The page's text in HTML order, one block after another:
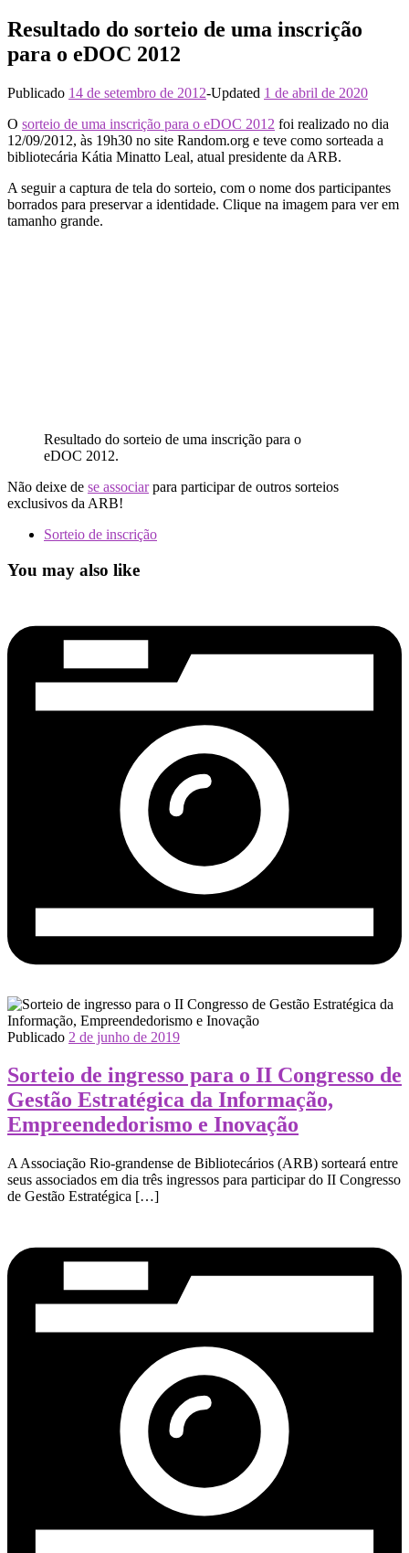
Resultado do sorteio de uma inscrição
para o eDOC 2012
Publicado 14 de setembro de 2012-Updated 1 de abril de 2020
O sorteio de uma inscrição para o eDOC 2012 foi realizado no dia
12/09/2012, às 19h30 no site Random.org e teve como sorteada a
bibliotecária Kátia Minatto Leal, atual presidente da ARB.
A seguir a captura de tela do sorteio, com o nome dos participantes
borrados para preservar a identidade. Clique na imagem para ver em
tamanho grande.
Resultado do sorteio de uma inscrição para o
eDOC 2012.
Não deixe de se associarpara participar de outros sorteios
exclusivos da ARB!
Sorteio de inscrição
You may also like
Publicado 2 de junho de 2019
Sorteio de ingresso para o II Congresso de
Gestão Estratégica da Informação,
Empreendedorismo e Inovação
A Associação Rio-grandense de Bibliotecários (ARB) sorteará entre
seus associados em dia três ingressos para participar do II Congresso
de Gestão Estratégica […]